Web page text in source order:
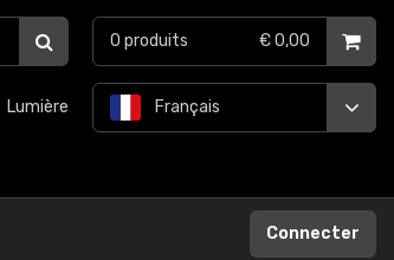
Lumière Français
0 produits € 0,00
Connecter